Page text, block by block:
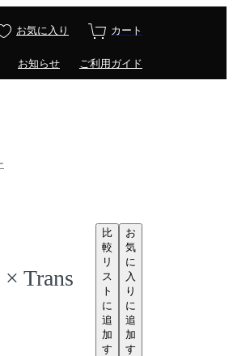
お気に入り カート
お知らせ ご利用ガイド
Trans
比
較
リ
ス
ト
に
追
加
す
お
気
に
入
り
に
追
加
す